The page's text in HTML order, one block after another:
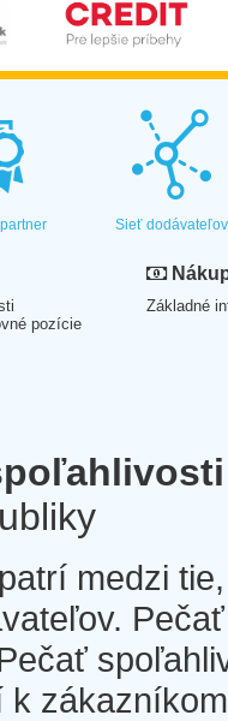
Sieť dodávateľov
pozície
Základné
medzi
k